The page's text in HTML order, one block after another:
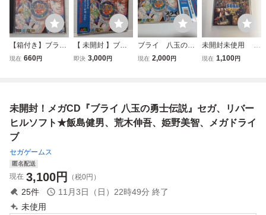
【箱付き】ブライ
八玉の勇士伝説 メ
現在 660円
【 未開封 】ブラ
イ 八玉の勇士伝説
即決 3,000円
ブライ 八玉の勇
士伝説 BURAI
現在 2,000円
未開封未使用 メ
ガドライブ メガC
現在 1,100円
未開封！メガCD『ブライ 八玉の勇士伝説』セガ、リバー
ヒルソフト★飯島健男、荒木伸吾、姫野美智、メガドライ
ブ
セガゲームス
匿名配送
現在 3,100円 （税0円）
25件 11月3日（日）22時49分 終了
未使用